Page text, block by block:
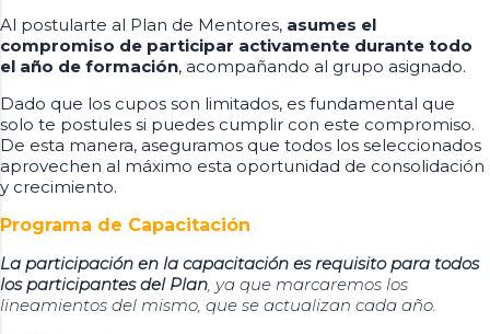
Al postularte al Plan de Mentores, asumes el
compromiso de participar activamente durante todo
el año de formación, acompañando al grupo asignado.
Dado que los cupos son limitados, es fundamental que
solo te postules si puedes cumplir con este compromiso.
De esta manera, aseguramos que todos los seleccionados
aprovechen al máximo esta oportunidad de consolidación
y crecimiento.
Programa de Capacitación
La participación en la capacitación es requisito para todos
los participantes del Plan , ya que marcaremos los
lineamientos del mismo, que se actualizan cada año.